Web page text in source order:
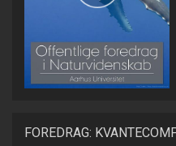
FOREDRAG: